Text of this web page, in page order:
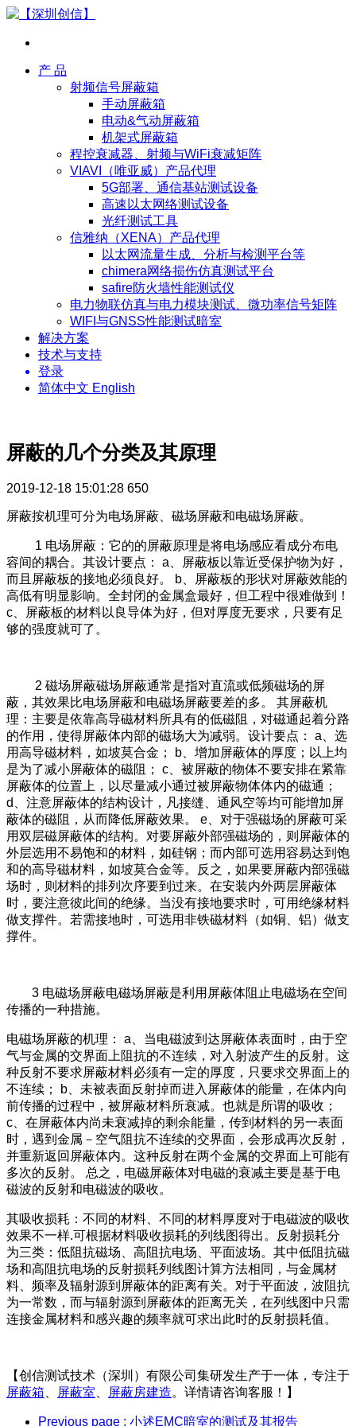
产 品
射频信号屏蔽箱
手动屏蔽箱
电动&气动屏蔽箱
机架式屏蔽箱
程控衰减器、射频与WiFi衰减矩阵
VIAVI（唯亚威）产品代理
5G部署、通信基站测试设备
高速以太网络测试设备
光纤测试工具
信雅纳（XENA）产品代理
以太网流量生成、分析与检测平台等
chimera网络损伤仿真测试平台
safire防火墙性能测试仪
电力物联仿真与电力模块测试、微功率信号矩阵
WIFI与GNSS性能测试暗室
解决方案
技术与支持
登录
简体中文 English
屏蔽的几个分类及其原理
2019-12-18 15:01:28 650
屏蔽按机理可分为电场屏蔽、磁场屏蔽和电磁场屏蔽。
1 电场屏蔽：它的的屏蔽原理是将电场感应看成分布电
容间的耦合。其设计要点： a、屏蔽板以靠近受保护物为好，
而且屏蔽板的接地必须良好。 b、屏蔽板的形状对屏蔽效能的
高低有明显影响。全封闭的金属盒最好，但工程中很难做到！
c、屏蔽板的材料以良导体为好，但对厚度无要求，只要有足
够的强度就可了。
2 磁场屏蔽磁场屏蔽通常是指对直流或低频磁场的屏
蔽，其效果比电场屏蔽和电磁场屏蔽要差的多。 其屏蔽机
理：主要是依靠高导磁材料所具有的低磁阻，对磁通起着分路
的作用，使得屏蔽体内部的磁场大为减弱。设计要点： a、选
用高导磁材料，如坡莫合金； b、增加屏蔽体的厚度；以上均
是为了减小屏蔽体的磁阻； c、被屏蔽的物体不要安排在紧靠
屏蔽体的位置上，以尽量减小通过被屏蔽物体体内的磁通；
d、注意屏蔽体的结构设计，凡接缝、通风空等均可能增加屏
蔽体的磁阻，从而降低屏蔽效果。 e、对于强磁场的屏蔽可采
用双层磁屏蔽体的结构。对要屏蔽外部强磁场的，则屏蔽体的
外层选用不易饱和的材料，如硅钢；而内部可选用容易达到饱
和的高导磁材料，如坡莫合金等。反之，如果要屏蔽内部强磁
场时，则材料的排列次序要到过来。在安装内外两层屏蔽体
时，要注意彼此间的绝缘。当没有接地要求时，可用绝缘材料
做支撑件。若需接地时，可选用非铁磁材料（如铜、铝）做支
撑件。
3 电磁场屏蔽电磁场屏蔽是利用屏蔽体阻止电磁场在空间
传播的一种措施。
电磁场屏蔽的机理： a、当电磁波到达屏蔽体表面时，由于空
气与金属的交界面上阻抗的不连续，对入射波产生的反射。这
种反射不要求屏蔽材料必须有一定的厚度，只要求交界面上的
不连续； b、未被表面反射掉而进入屏蔽体的能量，在体内向
前传播的过程中，被屏蔽材料所衰减。也就是所谓的吸收；
c、在屏蔽体内尚未衰减掉的剩余能量，传到材料的另一表面
时，遇到金属－空气阻抗不连续的交界面，会形成再次反射，
并重新返回屏蔽体内。这种反射在两个金属的交界面上可能有
多次的反射。 总之，电磁屏蔽体对电磁的衰减主要是基于电
磁波的反射和电磁波的吸收。
其吸收损耗：不同的材料、不同的材料厚度对于电磁波的吸收
效果不一样.可根据材料吸收损耗的列线图得出。反射损耗分
为三类：低阻抗磁场、高阻抗电场、平面波场。其中低阻抗磁
场和高阻抗电场的反射损耗列线图计算方法相同，与金属材
料、频率及辐射源到屏蔽体的距离有关。对于平面波，波阻抗
为一常数，而与辐射源到屏蔽体的距离无关，在列线图中只需
连接金属材料和感兴趣的频率就可求出此时的反射损耗值。
【创信测试技术（深圳）有限公司集研发生产于一体，专注于
屏蔽箱
屏蔽室 屏蔽房建造。详情请咨询客服！】
Previous page : 小述EMC暗室的测试及其报告